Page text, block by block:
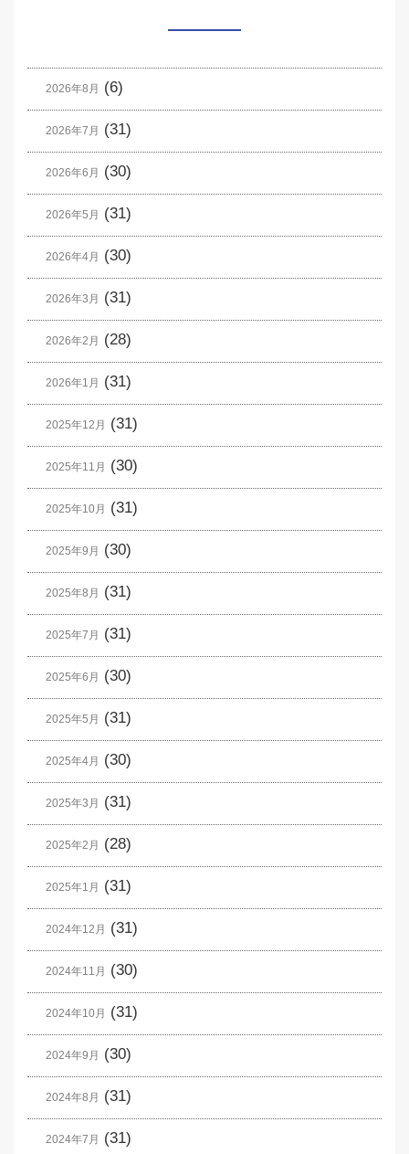
2026年8月 (6)
2026年7月 (31)
2026年6月 (30)
2026年5月 (31)
2026年4月 (30)
2026年3月 (31)
2026年2月 (28)
2026年1月 (31)
2025年12月 (31)
2025年11月 (30)
2025年10月 (31)
2025年9月 (30)
2025年8月 (31)
2025年7月 (31)
2025年6月 (30)
2025年5月 (31)
2025年4月 (30)
2025年3月 (31)
2025年2月 (28)
2025年1月 (31)
2024年12月 (31)
2024年11月 (30)
2024年10月 (31)
2024年9月 (30)
2024年8月 (31)
2024年7月 (31)